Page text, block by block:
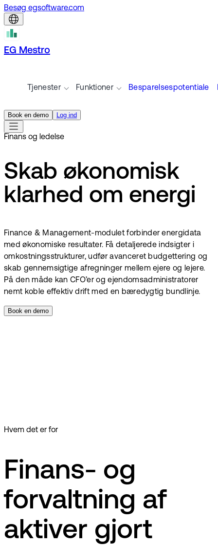
Besøg egsoftware.com
EG Mestro
Tjenester Funktioner Besparelsespotentiale
Book en demo Log ind
Finans og ledelse
Skab økonomisk
klarhed om energi
Finance & Management-modulet forbinder energidata
med økonomiske resultater. Få detaljerede indsigter i
omkostningsstrukturer, udfør avanceret budgettering og
skab gennemsigtige afregninger mellem ejere og lejere.
På den måde kan CFO’er og ejendomsadministratorer
nemt koble effektiv drift med en bæredygtig bundlinje.
Book en demo
Hvem det er for
Finans- og
forvaltning af
aktiver gjort